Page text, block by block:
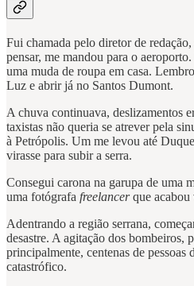
Fui chamada pelo diretor de
pensar, me mandou para o
uma muda de roupa em casa.
Luz e abrir já no Santos Dumont.
A chuva continuava, deslizamentos
taxistas não queria se atrever pela
à Petrópolis. Um me levou até
virasse para subir a serra.
Consegui carona na garupa de uma
uma fotógrafa freelancerque acabou
Adentrando a região serrana,
desastre. A agitação dos bombeiros,
principalmente, centenas de pessoas
catastrófico.